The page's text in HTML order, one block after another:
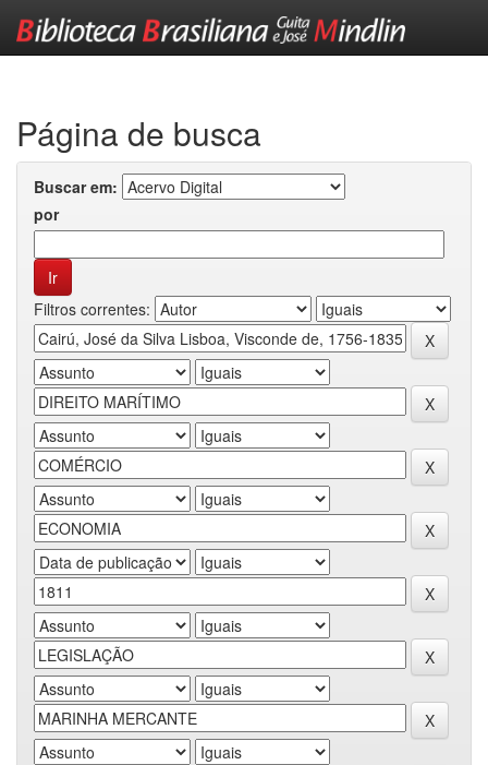
Página de busca
Buscar em:
por
Filtros correntes: